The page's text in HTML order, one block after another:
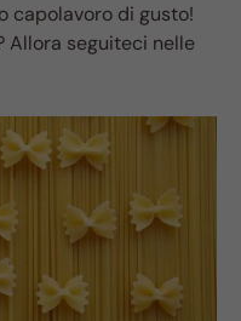
capolavoro di gusto!
Allora seguiteci nelle